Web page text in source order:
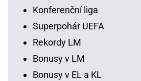
Konferenční liga
Superpohár UEFA
Rekordy LM
Bonusy v LM
Bonusy v EL a KL